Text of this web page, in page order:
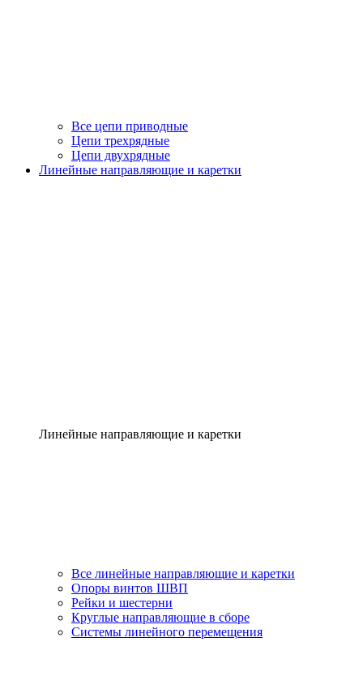
Все цепи приводные
Цепи трехрядные
Цепи двухрядные
Линейные направляющие и каретки
Линейные направляющие и каретки
Все линейные направляющие и каретки
Опоры винтов ШВП
Рейки и шестерни
Круглые направляющие в сборе
Системы линейного перемещения